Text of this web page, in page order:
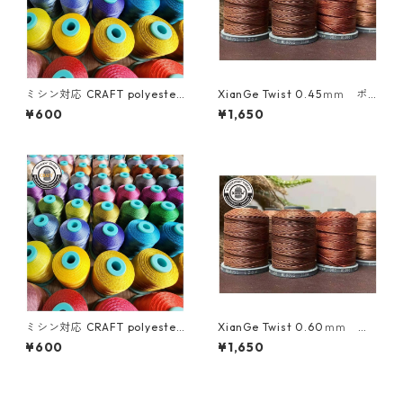
ミシン対応 CRAFT polyester
¥600
XianGe Twist 0.45ｍｍ ポ
リエステル撚り糸
¥1,650
ミシン対応 CRAFT polyester
¥600
XianGe Twist 0.60ｍｍ ポ
リエステル撚り糸
¥1,650